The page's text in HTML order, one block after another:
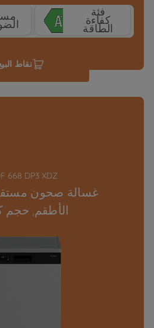
فئة
كفاءة
الطاقة
نقاط
668 DP3 XDZ
الأطقم, حجم